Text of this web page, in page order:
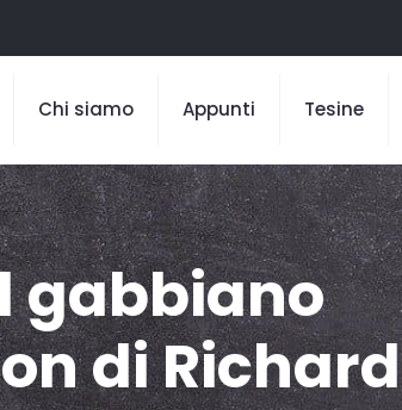
Chi siamo Appunti Tesine
gabbiano
di Richard